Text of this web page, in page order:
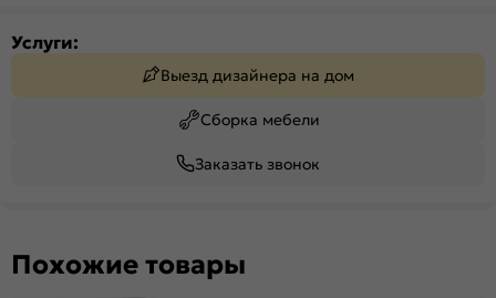
Услуги:
Выезд дизайнера на дом
Сборка мебели
Заказать звонок
Похожие товары